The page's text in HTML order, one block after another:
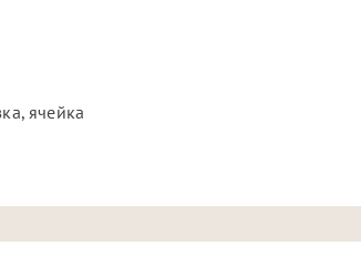
ячейка